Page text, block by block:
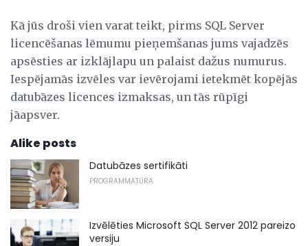
Kā jūs droši vien varat teikt, pirms SQL Server
licencēšanas lēmumu pieņemšanas jums vajadzēs
apsēsties ar izklājlapu un palaist dažus numurus.
Iespējamās izvēles var ievērojami ietekmēt kopējās
datubāzes licences izmaksas, un tās rūpīgi
jāapsver.
Alike posts
Datubāzes sertifikāti
PROGRAMMATŪRA
Izvēlēties Microsoft SQL Server 2012 pareizo
versiju